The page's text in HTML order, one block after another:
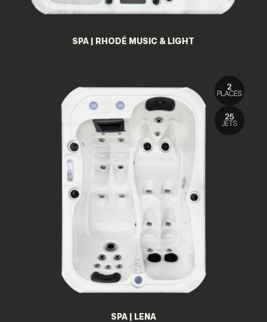
SPA | RHODÉ MUSIC & LIGHT
SPA | LENA